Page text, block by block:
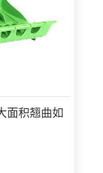
面积翘曲如